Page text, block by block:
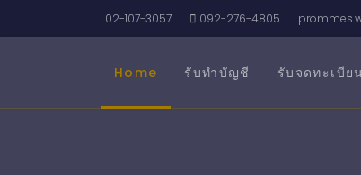
02-107-3057 092-276-4805
Home รับทำบัญชี รับจดทะเบีย